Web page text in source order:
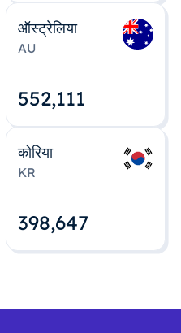
ऑस्ट्रेलिया
AU
552,112
कोरिया
KR
398,648